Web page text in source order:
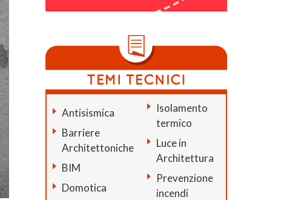
Antisismica
Barriere
Architettoniche
BIM
Domotica
Isolamento
termico
Luce in
Architettura
Prevenzione
incendi